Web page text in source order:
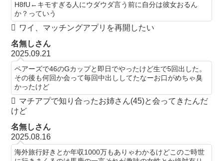
H8fU←キモすぎる人にウダウダ言う前に自分は彼女おるん
か？っていう
ワイ、マッチングアプリを再開したい
名無しさん
2025.09.21
ペアーズで46のGカップと即日でやったけど生で5回出した。
その後も何回か会って毎回中出ししてたなーお口がめちゃ臭
かったけど
マチアプで知り合ったお姉さん(45)と会ってきたんだ
けど
名無しさん
2025.08.16
海外旅行好きとか年収1000万もありゃわかるけどこのご時世